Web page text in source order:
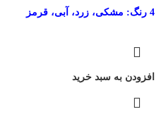
4 رنگ: مشکی، زرد، آبی، قرمز
افزودن به سبد خرید